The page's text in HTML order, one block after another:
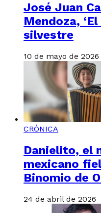
José Juan
Mendoza,
silvestre
10 de mayo de 2026
CRÓNICA
Danielito, el
mexicano
Binomio de
24 de abril de 2026